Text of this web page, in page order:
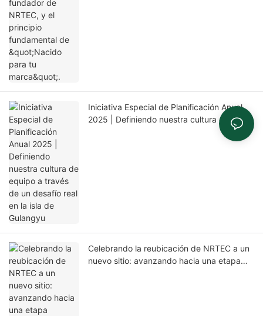
Iniciativa Especial de Planificación Anual
2025 | Definiendo nuestra cultura de
equipo a través de un desafío real en la isla
Celebrando la reubicación de NRTEC a un
nuevo sitio: avanzando hacia una etapa